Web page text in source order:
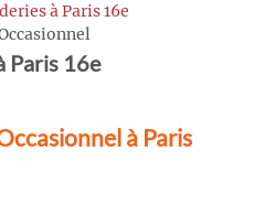
à Paris 16e
Paris 16e
à Paris